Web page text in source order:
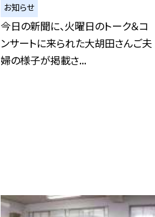
お知らせ
今日の新聞に、火曜日のトーク＆コ
ンサートに来られた大胡田さんご夫
婦の様子が掲載さ...